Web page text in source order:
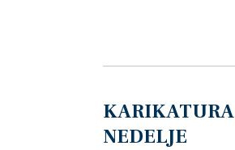
KARIKATURA
NEDELJE